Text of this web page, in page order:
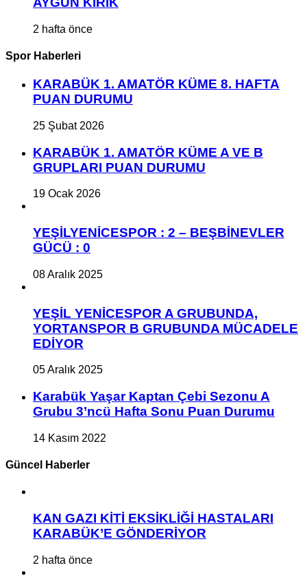
2 hafta önce
Spor Haberleri
KARABÜK 1. AMATÖR KÜME 8. HAFTA
PUAN DURUMU
25 Şubat 2026
KARABÜK 1. AMATÖR KÜME A VE B
GRUPLARI PUAN DURUMU
19 Ocak 2026
YEŞİLYENİCESPOR : 2 – BEŞBİNEVLER
GÜCÜ : 0
08 Aralık 2025
YEŞİL YENİCESPOR A GRUBUNDA,
YORTANSPOR B GRUBUNDA MÜCADELE
EDİYOR
05 Aralık 2025
Karabük Yaşar Kaptan Çebi Sezonu A
Grubu 3’ncü Hafta Sonu Puan Durumu
14 Kasım 2022
Güncel Haberler
KAN GAZI KİTİ EKSİKLİĞİ HASTALARI
KARABÜK’E GÖNDERİYOR
2 hafta önce